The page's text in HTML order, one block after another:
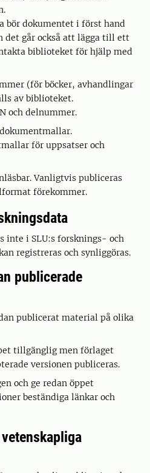
bör dokumentet i först hand
det går också att lägga till ett
biblioteket för hjälp med
(för böcker, avhandlingar
av biblioteket.
och delnummer.
för uppsatser och
Vanligtvis publiceras
förekommer.
inte i SLU:s forsknings- och
registreras och synliggöras.
publicerade
publicerat material på olika
tillgänglig men förlaget
versionen publiceras.
och ge redan öppet
beständiga länkar och